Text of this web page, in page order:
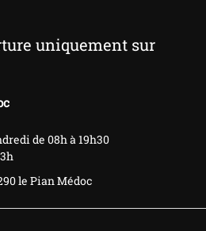
uniquement sur
de 08h à 19h30
le Pian Médoc